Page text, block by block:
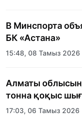
В Минспорта
БК «Астана»
15:48, 08 Тамыз 2026
Алматы
тонна қоқыс
17:03, 06 Тамыз 2026